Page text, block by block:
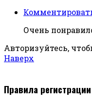
Очень
Авторизуйтесь,
Наверх
Правила регистрации